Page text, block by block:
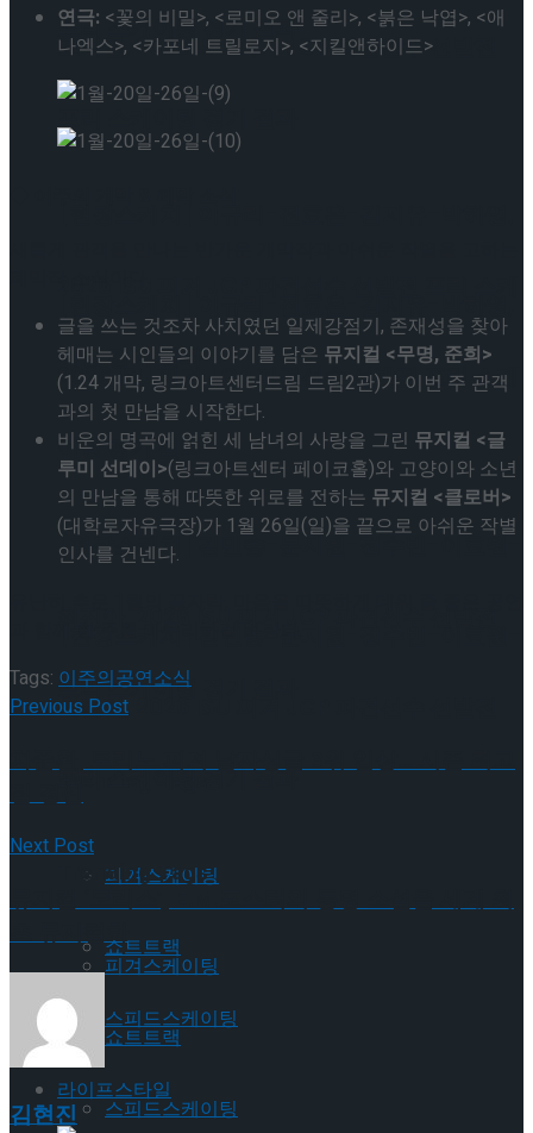
프리 스케이팅 경기 결과
이팅 경기 결과
[현장스케치] 김민송-문지원-정수빈-이효원-
프리 스케이팅 경기 결과
피겨스케이팅
쇼트트랙
스피드스케이팅
라이프스타일
고나연, 2026 ISU 피겨 JGP 파견선수 선발전
2026 ISU 피겨 JGP 파견선수 선발전 프리 스케
이팅 경기 결과
최진아, 2026 ISU 피겨 JGP 파견선수 선발전
프리 스케이팅 경기 결과
Trending Tags
피겨스케이팅
쇼트트랙
스피드스케이팅
연극: <꽃의 비밀>, <로미오 앤 줄리>, <붉은 낙엽>, <애
나엑스>, <카포네 트릴로지>, <지킬앤하이드>
글을 쓰는 것조차 사치였던 일제강점기, 존재성을 찾아
헤매는 시인들의 이야기를 담은 뮤지컬 <무명, 준희>
(1.24 개막, 링크아트센터드림 드림2관)가 이번 주 관객
과의 첫 만남을 시작한다.
비운의 명곡에 얽힌 세 남녀의 사랑을 그린 뮤지컬 <글
루미 선데이>(링크아트센터 페이코홀)와 고양이와 소년
의 만남을 통해 따뜻한 위로를 전하는 뮤지컬 <클로버>
(대학로자유극장)가 1월 26일(일)을 끝으로 아쉬운 작별
인사를 건넨다.
Tags: 이주의공연소식
Previous Post
차준환, 토리노 피겨 남자싱글 3위 입상… 시즌 최고
점 경신
Next Post
뮤지컬 ‘모리스’, E.M.포스터의 동명 소설을 세계 최
초 뮤지컬화
김현진